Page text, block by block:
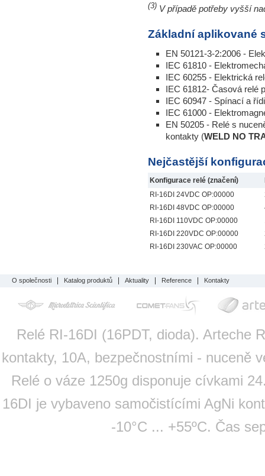
(3) V případě potřeby vyšší
Základní aplikované
EN 50121-3-2:2006 -
IEC 61810 -
IEC 60255 - Elektrická
IEC 61812- Časová relé
IEC 60947 - Spínací a
IEC 61000 -
EN 50205 - Relé s
kontakty (WELD NO
Nejčastější
Konfigurace relé (značení)
RI-16DI 24VDC OP:00000
RI-16DI 48VDC OP:00000
RI-16DI 110VDC OP:00000
RI-16DI 220VDC OP:00000
RI-16DI 230VAC OP:00000
O společnosti Katalog produktů Aktuality Reference Kontakty
Relé RI-16DI (16PDT, dioda). Arteche
kontakty, 10A, bezpečnostními - nuceně
Relé o váze 1250g disponuje cívkami
16DI je vybaveno samočistícími AgNi
-10°C ... +55ºC. Čas